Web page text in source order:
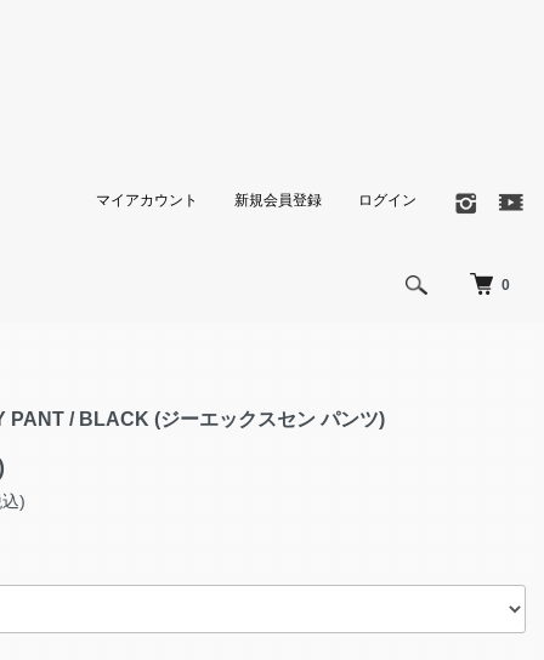
0
マイアカウント 新規会員登録 ログイン
PANT / BLACK (ジーエックスセン パンツ)
)